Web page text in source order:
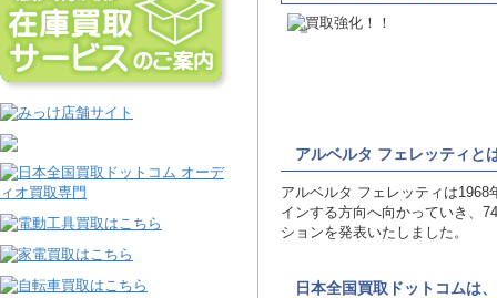
アルベルタ フェレッティと
アルベルタ フェレッティは
インする方向へ向かっていき、
ションを発表いたしました。
日本全国買取ドットコムは